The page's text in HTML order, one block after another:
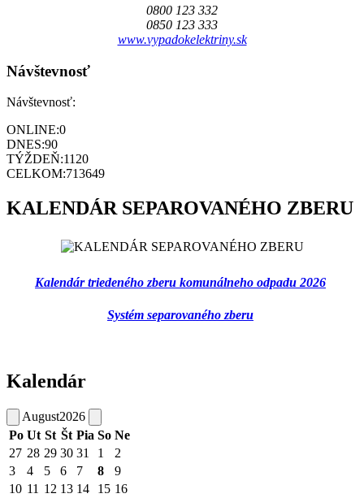
0800 123 332
0850 123 333
www.vypadokelektriny.sk
Návštevnosť
Návštevnosť:
ONLINE:0
DNES:90
TÝŽDEŇ:1120
CELKOM:713649
KALENDÁR SEPAROVANÉHO ZBERU
Kalendár triedeného zberu komunálneho odpadu 2026
Systém separovaného zberu
Kalendár
August2026
Po Ut St Št Pia So Ne
27 28 29 30 31 1
2
3
4 5 6 7 8
9
10 11 12 13 14 15 16